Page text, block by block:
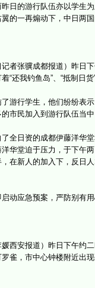
日的游行队伍亦以学生
的一再煽动下，中日两
张骥成都报道）昨日
“还我钓鱼岛”、“抵制日
行学生，他们纷纷表
市民加入到游行队伍当
日资的成都伊藤洋华
华堂迫于压力，于下午
在新人的加入下，反日
应急预案，严防别有
安报道）昨日下午约
雀，市中心钟楼附近出